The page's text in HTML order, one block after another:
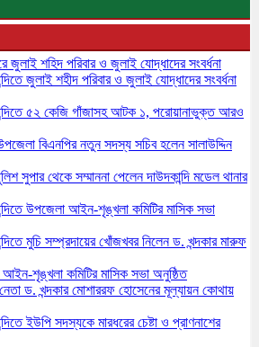
জুলাই শহিদ পরিবার ও জুলাই যোদ্ধাদের সংবর্ধনা
জুলাই শহীদ পরিবার ও জুলাই যোদ্ধাদের সংবর্ধনা
৫২ কেজি গাঁজাসহ আটক ১, পরোয়ানাভুক্ত আরও
বিএনপির নতুন সদস্য সচিব হলেন সালাউদ্দিন
সুপার থেকে সম্মাননা পেলেন দাউদকান্দি মডেল থানার
উপজেলা আইন-শৃঙ্খলা কমিটির মাসিক সভা
মুচি সম্প্রদায়ের খোঁজখবর নিলেন ড. খন্দকার মারুফ
আইন-শৃঙ্খলা কমিটির মাসিক সভা অনুষ্ঠিত
ড. খন্দকার মোশাররফ হোসেনের মূল্যায়ন কোথায়
ইউপি সদস্যকে মারধরের চেষ্টা ও প্রাণনাশের